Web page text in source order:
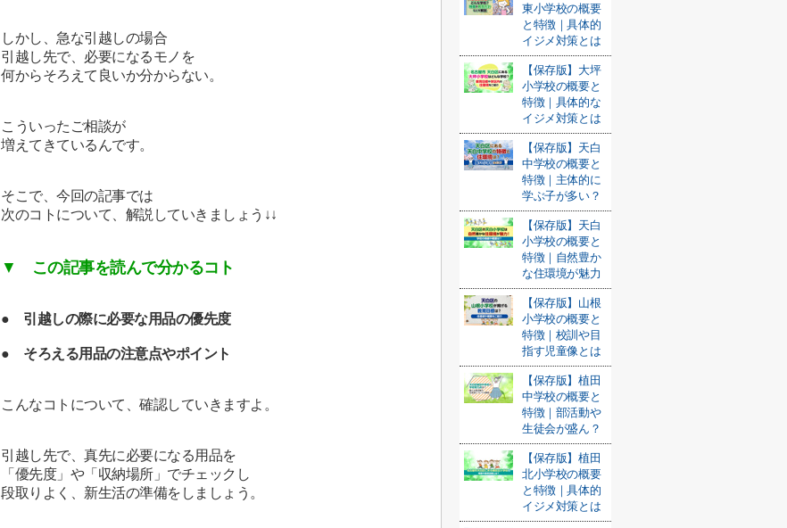
しかし、急な引越しの場合
引越し先で、必要になるモノを
何からそろえて良いか分からない。
こういったご相談が
増えてきているんです。
そこで、今回の記事では
次のコトについて、解説していきましょう↓↓
▼ この記事を読んで分かるコト
● 引越しの際に必要な用品の優先度
● そろえる用品の注意点やポイント
こんなコトについて、確認していきますよ。
引越し先で、真先に必要になる用品を
「優先度」や「収納場所」でチェックし
段取りよく、新生活の準備をしましょう。
東小学校の概要
と特徴｜具体的
イジメ対策とは
【保存版】大坪
小学校の概要と
特徴｜具体的な
イジメ対策とは
【保存版】天白
中学校の概要と
特徴｜主体的に
学ぶ子が多い？
【保存版】天白
小学校の概要と
特徴｜自然豊か
な住環境が魅力
【保存版】山根
小学校の概要と
特徴｜校訓や目
指す児童像とは
【保存版】植田
中学校の概要と
特徴｜部活動や
生徒会が盛ん？
【保存版】植田
北小学校の概要
と特徴｜具体的
イジメ対策とは